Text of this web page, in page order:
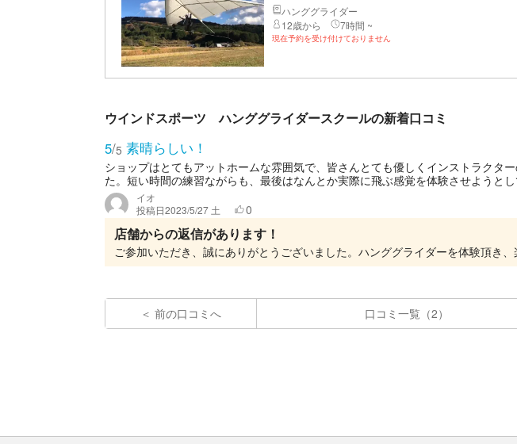
ハンググライダー
12歳から
7時間 ~
現在予約を受け付けておりません
ウインドスポーツ ハンググライダースクールの新着口コミ
5/5 素晴らしい！
ショップはとてもアットホームな雰囲気で、皆さんとても優しくインストラクタ
た。短い時間の練習ながらも、最後はなんとか実際に飛ぶ感覚を体験させようと
イオ
投稿日2023/5/27 土 0
店舗からの返信があります！
前の口コミへ 口コミ一覧（2）